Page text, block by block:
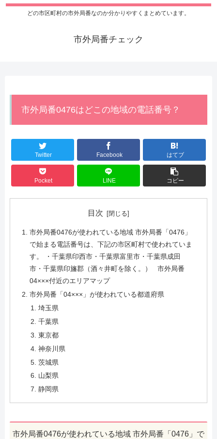
どの市区町村の市外局番なのか分かりやすくまとめています。
市外局番チェック
市外局番0476はどこの地域の電話番号？
Twitter Facebook はてブ
Pocket LINE コピー
目次
市外局番0476が使われている地域 市外局番「0476」
で始まる電話番号は、下記の市区町村で使われていま
す。 ・千葉県印西市・千葉県富里市・千葉県成田
市・千葉県印旛郡（酒々井町を除く。） 市外局番
04×××付近のエリアマップ
市外局番「04×××」が使われている都道府県
埼玉県
千葉県
東京都
神奈川県
茨城県
山梨県
静岡県
市外局番0476が使われている地域 市外局番「0476」で